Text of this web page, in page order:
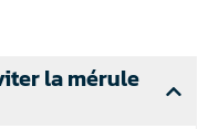
la mérule